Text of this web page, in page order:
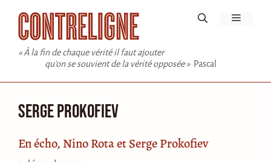
contenu
« À la fin de chaque vérité il faut ajouter
qu'on se souvient de la vérité opposée » Pascal
Menu
Serge Prokofiev
En écho, Nino Rota et Serge Prokofiev